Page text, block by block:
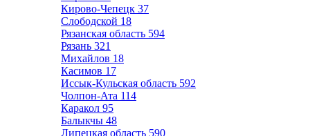
Кирово-Чепецк 37
Слободской 18
Рязанская область 594
Рязань 321
Михайлов 18
Касимов 17
Иссык-Кульская область 592
Чолпон-Ата 114
Каракол 95
Балыкчы 48
Липецкая область 590